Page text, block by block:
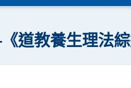
道教養生理法綜